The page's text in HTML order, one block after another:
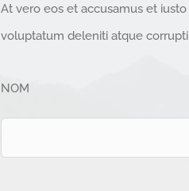
At vero eos et accusamus et
voluptatum deleniti atque
NOM